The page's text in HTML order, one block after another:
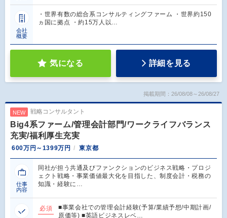
会社
概要
・世界有数の総合系コンサルティングファーム ・世界約150
ヵ国に拠点 ・約15万人以…
気になる 詳細を見る
掲載期間：26/08/08～26/08/27
NEW 戦略コンサルタント
Big4系ファーム/管理会計部門/ワークライフバランス
充実/福利厚生充実
600万円～1399万円 東京都
仕事
内容
同社が担う共通及びファンクションのビジネス戦略・プロジ
ェクト戦略・事業価値最大化を目指した、制度会計・税務の
知識・経験に…
必須
■事業会社での管理会計経験(予算/業績予想/中期計画/
原価等) ■英語ビジネスレベ…